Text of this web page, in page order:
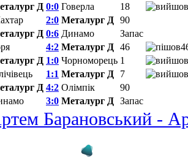
Д 0:0 Говерла
18
2:0 Металург Д 90
Д 0:6 Динамо
Запас
4:2 Металург Д 46
Д 1:0 Чорноморець 1
1:1 Металург Д
7
Д 4:2 Олімпік
90
3:0 Металург Д Запас
Барановський -